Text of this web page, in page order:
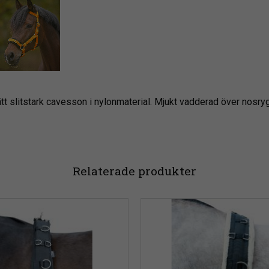
slitstark cavesson i nylonmaterial. Mjukt vadderad över
Relaterade produkter